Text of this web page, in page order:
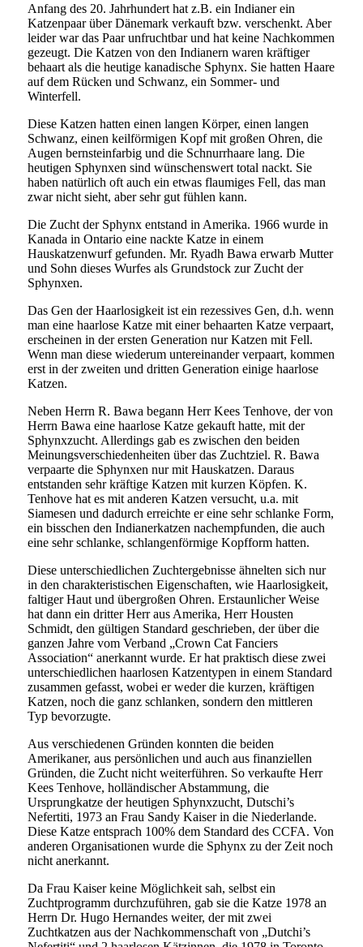
Anfang des 20. Jahrhundert hat z.B. ein Indianer ein
Katzenpaar über Dänemark verkauft bzw. verschenkt. Aber
leider war das Paar unfruchtbar und hat keine Nachkommen
gezeugt. Die Katzen von den Indianern waren kräftiger
behaart als die heutige kanadische Sphynx. Sie hatten Haare
auf dem Rücken und Schwanz, ein Sommer- und
Winterfell.
Diese Katzen hatten einen langen Körper, einen langen
Schwanz, einen keilförmigen Kopf mit großen Ohren, die
Augen bernsteinfarbig und die Schnurrhaare lang. Die
heutigen Sphynxen sind wünschenswert total nackt. Sie
haben natürlich oft auch ein etwas flaumiges Fell, das man
zwar nicht sieht, aber sehr gut fühlen kann.
Die Zucht der Sphynx entstand in Amerika. 1966 wurde in
Kanada in Ontario eine nackte Katze in einem
Hauskatzenwurf gefunden. Mr. Ryadh Bawa erwarb Mutter
und Sohn dieses Wurfes als Grundstock zur Zucht der
Sphynxen.
Das Gen der Haarlosigkeit ist ein rezessives Gen, d.h. wenn
man eine haarlose Katze mit einer behaarten Katze verpaart,
erscheinen in der ersten Generation nur Katzen mit Fell.
Wenn man diese wiederum untereinander verpaart, kommen
erst in der zweiten und dritten Generation einige haarlose
Katzen.
Neben Herrn R. Bawa begann Herr Kees Tenhove, der von
Herrn Bawa eine haarlose Katze gekauft hatte, mit der
Sphynxzucht. Allerdings gab es zwischen den beiden
Meinungsverschiedenheiten über das Zuchtziel. R. Bawa
verpaarte die Sphynxen nur mit Hauskatzen. Daraus
entstanden sehr kräftige Katzen mit kurzen Köpfen. K.
Tenhove hat es mit anderen Katzen versucht, u.a. mit
Siamesen und dadurch erreichte er eine sehr schlanke Form,
ein bisschen den Indianerkatzen nachempfunden, die auch
eine sehr schlanke, schlangenförmige Kopfform hatten.
Diese unterschiedlichen Zuchtergebnisse ähnelten sich nur
in den charakteristischen Eigenschaften, wie Haarlosigkeit,
faltiger Haut und übergroßen Ohren. Erstaunlicher Weise
hat dann ein dritter Herr aus Amerika, Herr Housten
Schmidt, den gültigen Standard geschrieben, der über die
ganzen Jahre vom Verband „Crown Cat Fanciers
Association“ anerkannt wurde. Er hat praktisch diese zwei
unterschiedlichen haarlosen Katzentypen in einem Standard
zusammen gefasst, wobei er weder die kurzen, kräftigen
Katzen, noch die ganz schlanken, sondern den mittleren
Typ bevorzugte.
Aus verschiedenen Gründen konnten die beiden
Amerikaner, aus persönlichen und auch aus finanziellen
Gründen, die Zucht nicht weiterführen. So verkaufte Herr
Kees Tenhove, holländischer Abstammung, die
Ursprungkatze der heutigen Sphynxzucht, Dutschi’s
Nefertiti, 1973 an Frau Sandy Kaiser in die Niederlande.
Diese Katze entsprach 100% dem Standard des CCFA. Von
anderen Organisationen wurde die Sphynx zu der Zeit noch
nicht anerkannt.
Da Frau Kaiser keine Möglichkeit sah, selbst ein
Zuchtprogramm durchzuführen, gab sie die Katze 1978 an
Herrn Dr. Hugo Hernandes weiter, der mit zwei
Zuchtkatzen aus der Nachkommenschaft von „Dutchi’s